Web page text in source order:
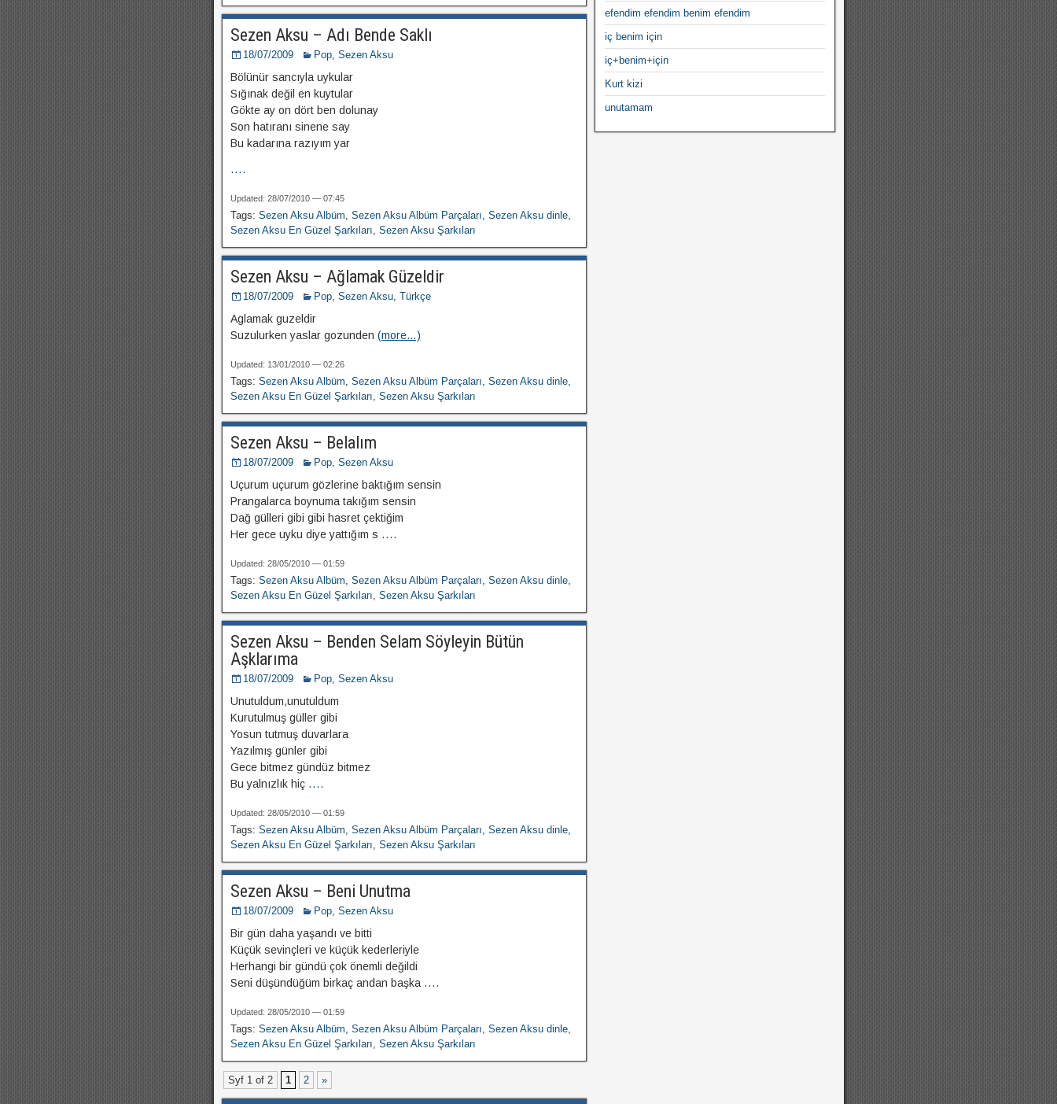
Sezen Aksu – Adı Bende Saklı
18/07/2009 Pop, Sezen Aksu
Bölünür sancıyla uykular
Sığınak değil en kuytular
Gökte ay on dört ben dolunay
Son hatıranı sinene say
Bu kadarına razıyım yar
....
Updated: 28/07/2010 — 07:45
Tags: Sezen Aksu Albüm, Sezen Aksu Albüm Parçaları, Sezen Aksu dinle,
Sezen Aksu En Güzel Şarkıları, Sezen Aksu Şarkıları
Sezen Aksu – Ağlamak Güzeldir
18/07/2009 Pop, Sezen Aksu, Türkçe
Aglamak guzeldir
Suzulurken yaslar gozunden (more…)
Updated: 13/01/2010 — 02:26
Tags: Sezen Aksu Albüm, Sezen Aksu Albüm Parçaları, Sezen Aksu dinle,
Sezen Aksu En Güzel Şarkıları, Sezen Aksu Şarkıları
Sezen Aksu – Belalım
18/07/2009 Pop, Sezen Aksu
Uçurum uçurum gözlerine baktığım sensin
Prangalarca boynuma takığım sensin
Dağ gülleri gibi gibi hasret çektiğim
Her gece uyku diye yattığım s ....
Updated: 28/05/2010 — 01:59
Tags: Sezen Aksu Albüm, Sezen Aksu Albüm Parçaları, Sezen Aksu dinle,
Sezen Aksu En Güzel Şarkıları, Sezen Aksu Şarkıları
Sezen Aksu – Benden Selam Söyleyin Bütün
Aşklarıma
18/07/2009 Pop, Sezen Aksu
Unutuldum,unutuldum
Kurutulmuş güller gibi
Yosun tutmuş duvarlara
Yazılmış günler gibi
Gece bitmez gündüz bitmez
Bu yalnızlık hiç ....
Updated: 28/05/2010 — 01:59
Tags: Sezen Aksu Albüm, Sezen Aksu Albüm Parçaları, Sezen Aksu dinle,
Sezen Aksu En Güzel Şarkıları, Sezen Aksu Şarkıları
Sezen Aksu – Beni Unutma
18/07/2009 Pop, Sezen Aksu
Bir gün daha yaşandı ve bitti
Küçük sevinçleri ve küçük kederleriyle
Herhangi bir gündü çok önemli değildi
Seni düşündüğüm birkaç andan başka ....
Updated: 28/05/2010 — 01:59
Tags: Sezen Aksu Albüm, Sezen Aksu Albüm Parçaları, Sezen Aksu dinle,
Sezen Aksu En Güzel Şarkıları, Sezen Aksu Şarkıları
Syf 1 of 2 1 2 »
efendim efendim benim efendim
iç benim için
iç+benim+için
Kurt kizi
unutamam